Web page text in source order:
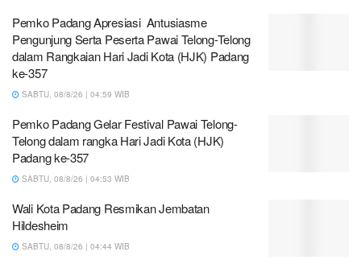
Pemko Padang Apresiasi Antusiasme
Pengunjung Serta Peserta Pawai Telong-Telong
dalam Rangkaian Hari Jadi Kota (HJK) Padang
ke-357
SABTU, 08/8/26 | 04:59 WIB
Pemko Padang Gelar Festival Pawai Telong-
Telong dalam rangka Hari Jadi Kota (HJK)
Padang ke-357
SABTU, 08/8/26 | 04:53 WIB
Wali Kota Padang Resmikan Jembatan
Hildesheim
SABTU, 08/8/26 | 04:44 WIB